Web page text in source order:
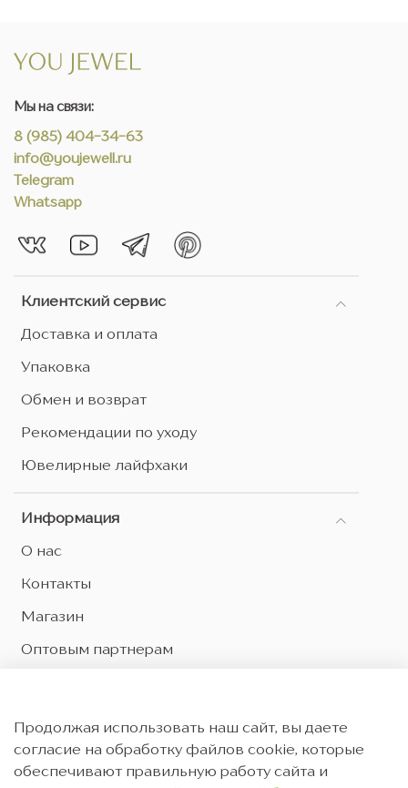
Мы на связи:
8 (985) 404-34-63
info@youjewell.ru
Telegram
Whatsapp
Клиентский сервис
Доставка и оплата
Упаковка
Обмен и возврат
Рекомендации по уходу
Ювелирные лайфхаки
Информация
О нас
Контакты
Магазин
Оптовым партнерам
Согласие на рекламную рассылку
Продолжая использовать наш сайт, вы даете
согласие на обработку файлов cookie, которые
обеспечивают правильную работу сайта и